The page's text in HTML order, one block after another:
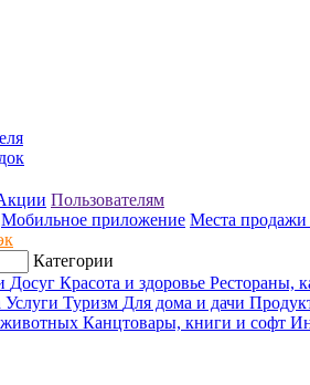
Пользователям
Мобильное приложение Места продажи
Категории
Досуг Красота и здоровье Рестораны,
Услуги Туризм Для дома и дачи
животных Канцтовары, книги и софт